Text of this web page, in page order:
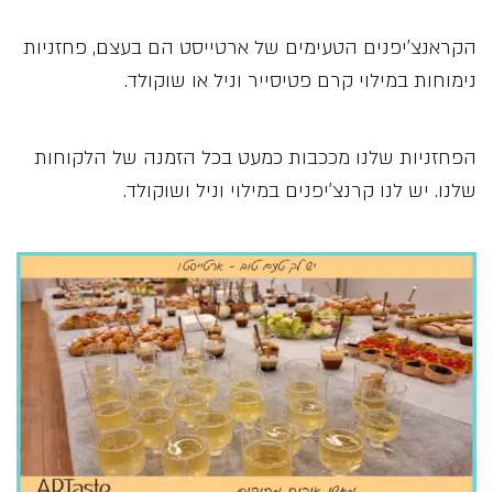
הקראנצ’יפנים הטעימים של ארטייסט הם בעצם, פחזניות
נימוחות במילוי קרם פטיסייר וניל או שוקולד.
הפחזניות שלנו מככבות כמעט בכל הזמנה של הלקוחות
שלנו. יש לנו קרנצ’יפנים במילוי וניל ושוקולד.